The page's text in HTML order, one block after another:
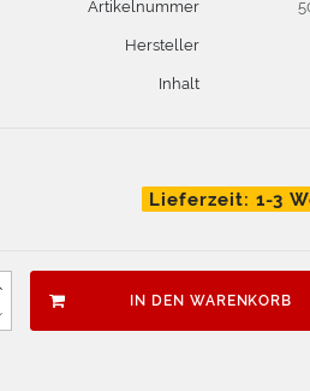
Artikelnummer
Hersteller
Inhalt
Lieferzeit: 1-3
IN DEN WARENKORB